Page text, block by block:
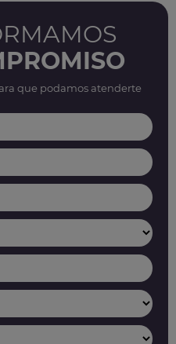
que podamos atenderte